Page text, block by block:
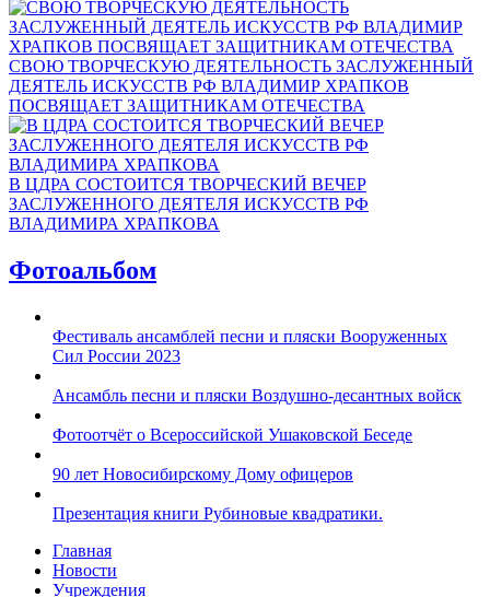
СВОЮ ТВОРЧЕСКУЮ ДЕЯТЕЛЬНОСТЬ ЗАСЛУЖЕННЫЙ
ДЕЯТЕЛЬ ИСКУССТВ РФ ВЛАДИМИР ХРАПКОВ
ПОСВЯЩАЕТ ЗАЩИТНИКАМ ОТЕЧЕСТВА
В ЦДРА СОСТОИТСЯ ТВОРЧЕСКИЙ ВЕЧЕР
ЗАСЛУЖЕННОГО ДЕЯТЕЛЯ ИСКУССТВ РФ
ВЛАДИМИРА ХРАПКОВА
Фотоальбом
Фестиваль ансамблей песни и пляски Вооруженных
Сил России 2023
Ансамбль песни и пляски Воздушно-десантных войск
Фотоотчёт о Всероссийской Ушаковской Беседе
90 лет Новосибирскому Дому офицеров
Презентация книги Рубиновые квадратики.
Главная
Новости
Учреждения